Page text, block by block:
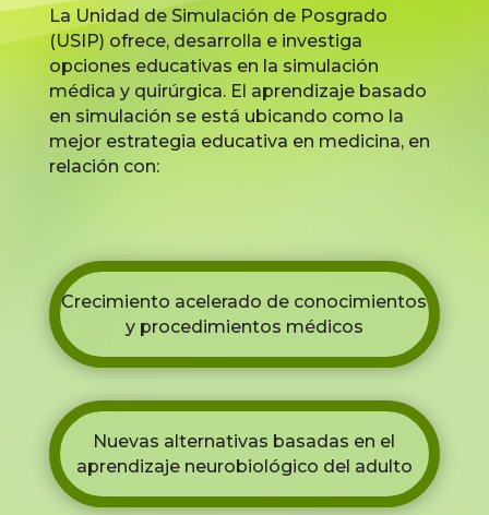
La Unidad de Simulación de Posgrado
(USIP) ofrece, desarrolla e investiga
opciones educativas en la simulación
médica y quirúrgica. El aprendizaje basado
en simulación se está ubicando como la
mejor estrategia educativa en medicina, en
relación con:
Crecimiento acelerado de conocimientos
y procedimientos médicos
Nuevas alternativas basadas en el
aprendizaje neurobiológico del adulto